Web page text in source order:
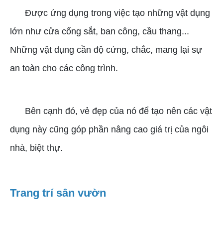
Được ứng dụng trong việc tạo những vật dụng
lớn như cửa cổng sắt, ban công, cầu thang...
Những vật dụng cần độ cứng, chắc, mang lại sự
an toàn cho các công trình.
Bên cạnh đó, vẻ đẹp của nó để tạo nên các vật
dụng này cũng góp phần nâng cao giá trị của ngôi
nhà, biệt thự.
Trang trí sân vườn